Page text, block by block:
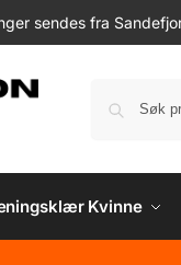
sendes fra
Kvinne